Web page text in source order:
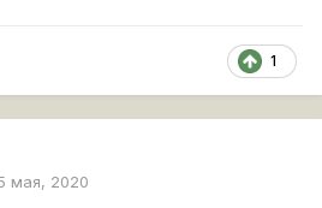
1
мая, 2020